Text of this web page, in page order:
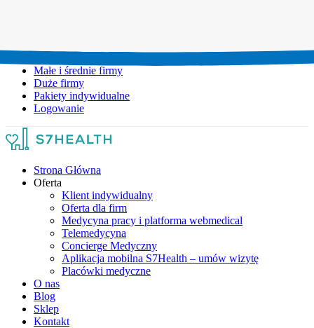
Małe i średnie firmy
Duże firmy
Pakiety indywidualne
Logowanie
Strona Główna
Oferta
Klient indywidualny
Oferta dla firm
Medycyna pracy i platforma webmedical
Telemedycyna
Concierge Medyczny
Aplikacja mobilna S7Health – umów wizytę
Placówki medyczne
O nas
Blog
Sklep
Kontakt